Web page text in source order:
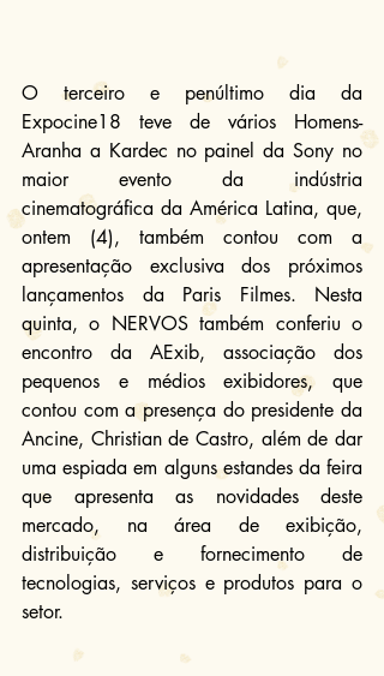
O terceiro e penúltimo dia da
Expocine18 teve de vários Homens-
Aranha a Kardec no painel da Sony no
maior evento da indústria
cinematográfica da América Latina, que,
ontem (4), também contou com a
apresentação exclusiva dos próximos
lançamentos da Paris Filmes. Nesta
quinta, o NERVOS também conferiu o
encontro da AExib, associação dos
pequenos e médios exibidores, que
contou com a presença do presidente da
Ancine, Christian de Castro, além de dar
uma espiada em alguns estandes da feira
que apresenta as novidades deste
mercado, na área de exibição,
distribuição e fornecimento de
tecnologias, serviços e produtos para o
setor.